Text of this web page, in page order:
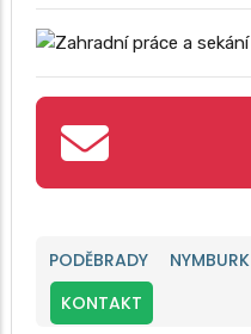
PODĚBRADY NYMBURK
KONTAKT